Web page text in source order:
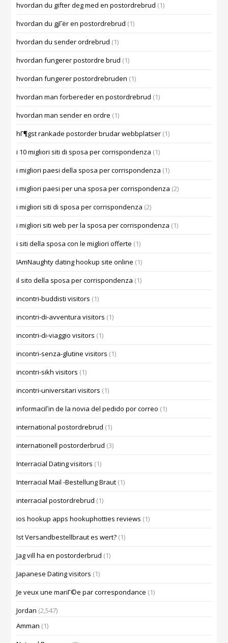
hvordan du gifter deg med en postordrebrud (1)
hvordan du gjГёr en postordrebrud (1)
hvordan du sender ordrebrud (1)
hvordan fungerer postordre brud (1)
hvordan fungerer postordrebruden (1)
hvordan man forbereder en postordrebrud (1)
hvordan man sender en ordre (1)
hГ¶gst rankade postorder brudar webbplatser (1)
i 10 migliori siti di sposa per corrispondenza (1)
i migliori paesi della sposa per corrispondenza (1)
i migliori paesi per una sposa per corrispondenza (2)
i migliori siti di sposa per corrispondenza (2)
i migliori siti web per la sposa per corrispondenza (1)
i siti della sposa con le migliori offerte (1)
IAmNaughty dating hookup site online (1)
il sito della sposa per corrispondenza (1)
incontri-buddisti visitors (1)
incontri-di-avventura visitors (1)
incontri-di-viaggio visitors (1)
incontri-senza-glutine visitors (1)
incontri-sikh visitors (1)
incontri-universitari visitors (1)
informaciГіn de la novia del pedido por correo (1)
international postordrebrud (1)
internationell postorderbrud (3)
Interracial Dating visitors (1)
Interracial Mail -Bestellung Braut (1)
interracial postordrebrud (1)
ios hookup apps hookuphotties reviews (1)
Ist Versandbestellbraut es wert? (1)
Jag vill ha en postorderbrud (1)
Japanese Dating visitors (1)
Je veux une mariГ©e par correspondance (1)
Jordan (2,547)
Amman (1)